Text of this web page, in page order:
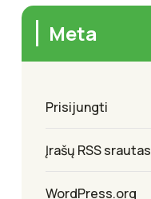
Meta
Prisijungti
Įrašų RSS srautas
WordPress.org